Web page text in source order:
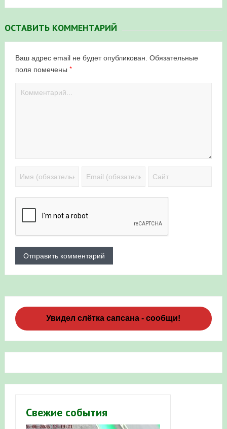
ОСТАВИТЬ КОММЕНТАРИЙ
Ваш адрес email не будет опубликован. Обязательные
поля помечены *
Увидел слётка сапсана - сообщи!
Свежие события